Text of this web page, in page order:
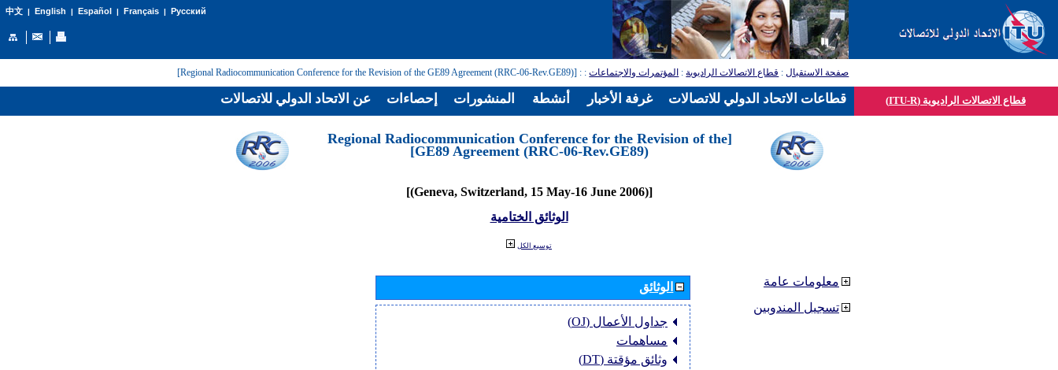
中文| English | Español | Français| Русский
صفحة الاستقبال: قطاع الاتصالات الراديوية: المؤتمرات والاجتماعات:
: [Regional Radiocommunication Conference for the Revision of the GE89 Agreement (RRC-06-Rev.GE89)]
قطاع الاتصالات الراديوية (ITU-R)
[Regional Radiocommunication Conference for the Revision of the
GE89 Agreement (RRC-06-Rev.GE89)]
[(Geneva, Switzerland, 15 May-16 June 2006)]
الوثائق الختامية
توسيع الكل
الوثائق
جداول الأعمال (OJ)
مساهمات
وثائق مؤقتة (DT)
معلومات عامة
تسجيل المندوبين
عن الاتحاد الدولي للاتصالات إحصاءات المنشورات أنشطة غرفة الأخبار قطاعات الاتحاد الدولي للاتصالات